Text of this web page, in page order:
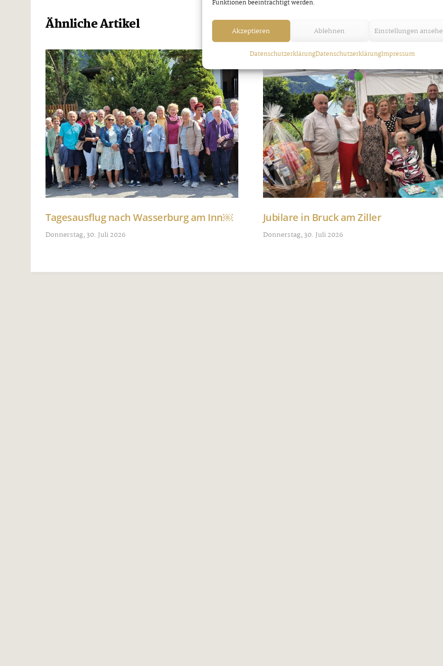
Funktionen beeinträchtigt werden.
Akzeptieren Ablehnen Einstellungen
DatenschutzerklärungDatenschutzerklärungImpressum
Ähnliche Artikel
Tagesausflug nach Wasserburg am Inn￼
Donnerstag, 30. Juli 2026
Jubilare in Bruck am Ziller
Donnerstag, 30. Juli 2026